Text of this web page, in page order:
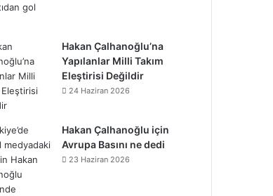
Hakan Çalhanoğlu’na
Yapılanlar Milli Takım
Eleştirisi Değildir
24 Haziran 2026
Hakan Çalhanoğlu için
Avrupa Basını ne dedi
23 Haziran 2026